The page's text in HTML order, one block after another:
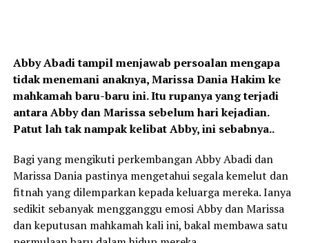
Abby Abadi tampil menjawab persoalan mengapa
tidak menemani anaknya, Marissa Dania Hakim ke
mahkamah baru-baru ini. Itu rupanya yang terjadi
antara Abby dan Marissa sebelum hari kejadian.
Patut lah tak nampak kelibat Abby, ini sebabnya..
Bagi yang mengikuti perkembangan Abby Abadi dan
Marissa Dania pastinya mengetahui segala kemelut dan
fitnah yang dilemparkan kepada keluarga mereka. Ianya
sedikit sebanyak mengganggu emosi Abby dan Marissa
dan keputusan mahkamah kali ini, bakal membawa satu